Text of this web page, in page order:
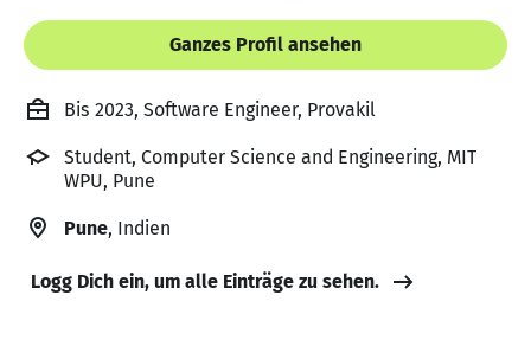
Ganzes Profil ansehen
Bis 2023, Software Engineer, Provakil
Student, Computer Science and Engineering, MIT
WPU, Pune
Pune, Indien
Logg Dich ein, um alle Einträge zu sehen.